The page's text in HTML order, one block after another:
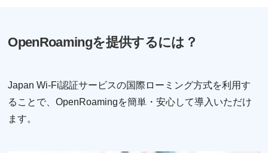
OpenRoamingを提供するには？
Japan Wi-Fi認証サービスの国際ローミング方式を利用す
ることで、OpenRoamingを簡単・安心して導入いただけ
ます。